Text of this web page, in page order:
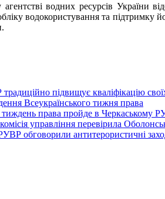
водних ресурсів України
водокористування та підтримку
підвищує кваліфікацію
Всеукраїнського тижня права
тиждень права пройде в Черкаському
управління перевірила
обговорили антитерористичні